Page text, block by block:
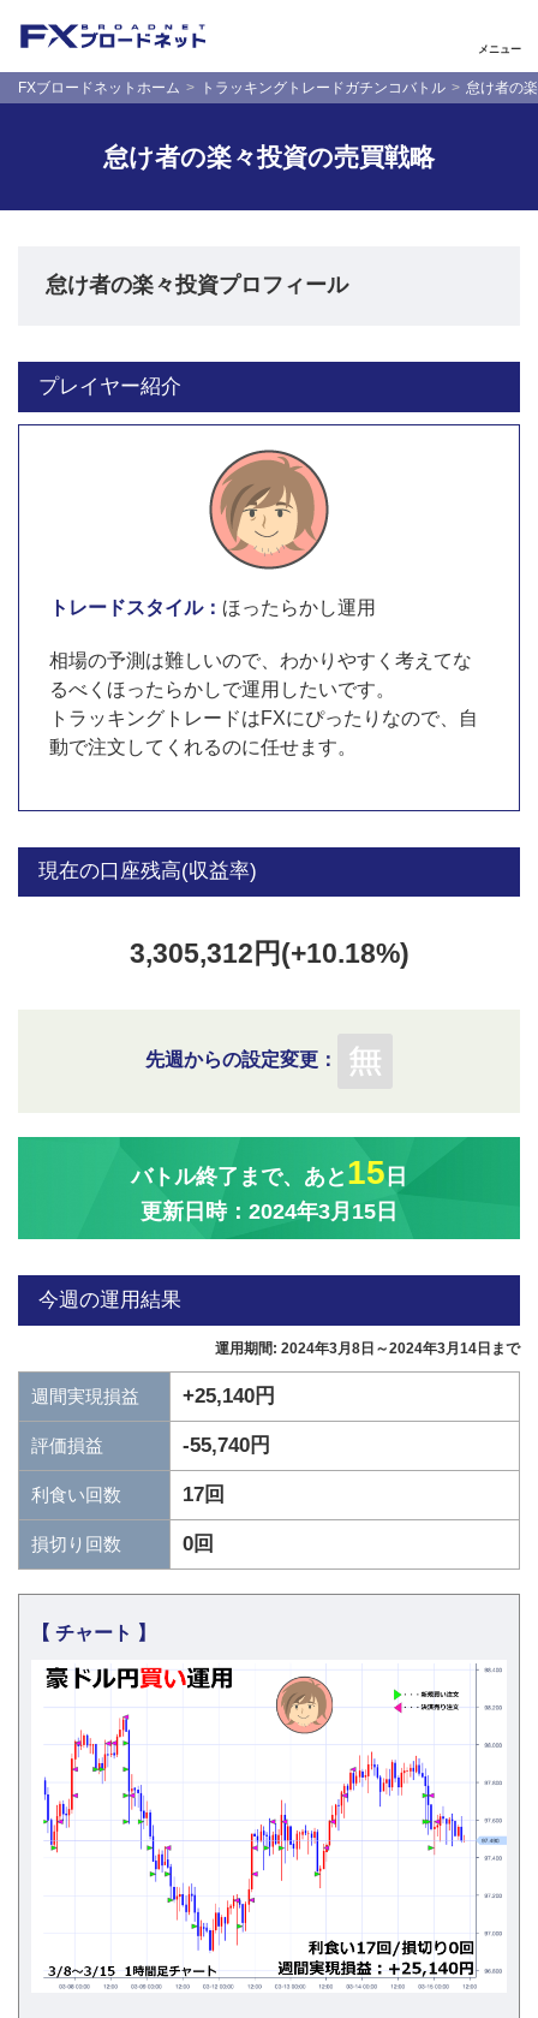
メニュー
FXブロードネットホーム トラッキングトレードガチンコバトル 怠け者の
怠け者の楽々投資の売買戦略
怠け者の楽々投資プロフィール
プレイヤー紹介
トレードスタイル： ほったらかし運用
相場の予測は難しいので、わかりやすく考えてな
るべくほったらかしで運用したいです。
トラッキングトレードはFXにぴったりなので、自
動で注文してくれるのに任せます。
現在の口座残高(収益率)
3,305,312円(+10.18%)
先週からの設定変更：
バトル終了まで、あと 15 日
更新日時：2024年3月15日
今週の運用結果
運用期間: 2024年3月8日～2024年3月14日まで
週間実現損益 +25,140円
評価損益 -55,740円
利食い回数 17回
損切り回数 0回
【 チャート 】